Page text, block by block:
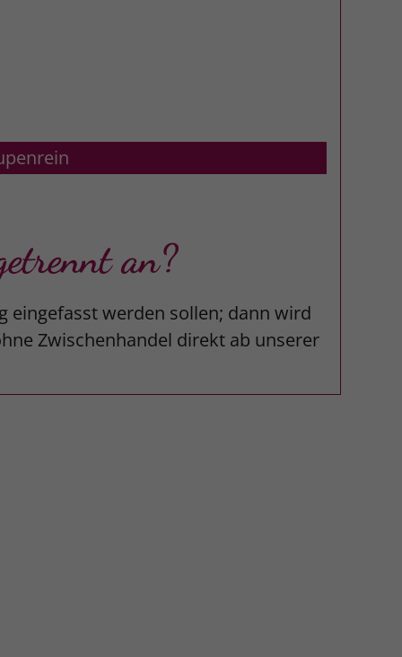
an?
eingefasst werden sollen; dann wird
Zwischenhandel direkt ab unserer